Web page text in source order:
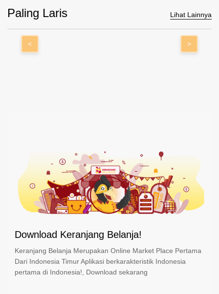
Paling Laris Lihat Lainnya
< >
Download Keranjang Belanja!
Keranjang Belanja Merupakan Online Market Place Pertama
Dari Indonesia Timur Aplikasi berkarakteristik Indonesia
pertama di Indonesia!, Download sekarang